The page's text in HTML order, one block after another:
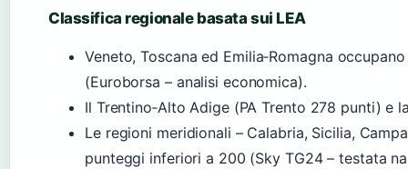
Classifica regionale basata sui LEA
Veneto, Toscana ed Emilia‑Romagna
(Euroborsa – analisi economica).
Il Trentino‑Alto Adige (PA Trento 278 punti) e
Le regioni meridionali – Calabria, Sicilia,
punteggi inferiori a 200 (Sky TG24 – testata